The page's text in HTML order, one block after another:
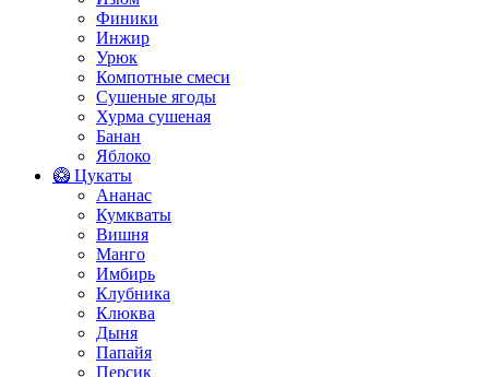
Финики
Инжир
Урюк
Компотные смеси
Сушеные ягоды
Хурма сушеная
Банан
Яблоко
🥝 Цукаты
Ананас
Кумкваты
Вишня
Манго
Имбирь
Клубника
Клюква
Дыня
Папайя
Персик